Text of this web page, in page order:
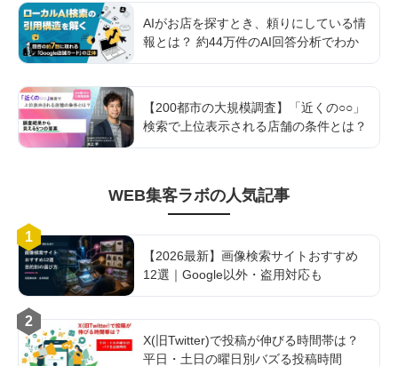
AIがお店を探すとき、頼りにしている情
報とは？ 約44万件のAI回答分析でわか
ったGoogle AI検索を支える「店舗情報
【200都市の大規模調査】「近くの○○」
検索で上位表示される店舗の条件とは？
調査結果から見える5つの要素
WEB集客ラボの人気記事
1
【2026最新】画像検索サイトおすすめ
12選｜Google以外・盗用対応も
2
X(旧Twitter)で投稿が伸びる時間帯は？
平日・土日の曜日別バズる投稿時間